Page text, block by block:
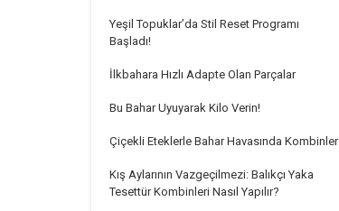
Yeşil Topuklar’da Stil Reset Programı
Başladı!
İlkbahara Hızlı Adapte Olan Parçalar
Bu Bahar Uyuyarak Kilo Verin!
Çiçekli Eteklerle Bahar Havasında Kombinler
Kış Aylarının Vazgeçilmezi: Balıkçı Yaka
Tesettür Kombinleri Nasıl Yapılır?